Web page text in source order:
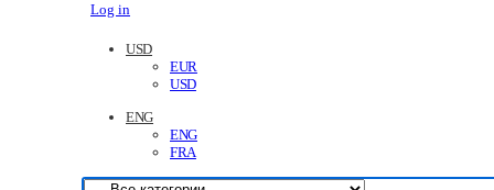
Log in
USD
EUR
USD
ENG
ENG
FRA